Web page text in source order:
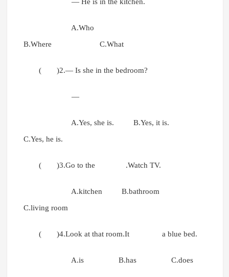
— He is in the kitchen.
A.Who
B.Where C.What
( )2.— Is she in the bedroom?
—
A.Yes, she is. B.Yes, it is.
C.Yes, he is.
( )3.Go to the .Watch TV.
A.kitchen B.bathroom
C.living room
( )4.Look at that room.It a blue bed.
A.is B.has C.does